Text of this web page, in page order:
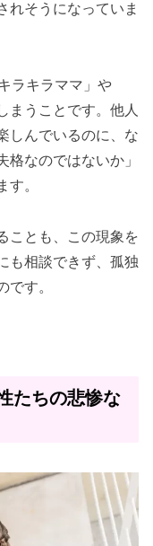
れそうになっていま
ラキラママ」や
まうことです。他人
しんでいるのに、な
なのではないか」
す。
ことも、この現象を
も相談できず、孤独
です。
たちの悲惨な